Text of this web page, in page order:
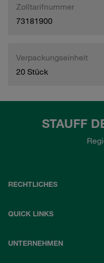
Zolltarifnummer
73181900
Verpackungseinheit
20 Stück
STAUFF
RECHTLICHES
QUICK LINKS
UNTERNEHMEN